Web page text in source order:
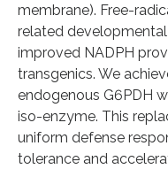
membrane). Free-
related
improved NADPH
transgenics. We
endogenous G6PDH
iso-enzyme. This
uniform defense
tolerance and